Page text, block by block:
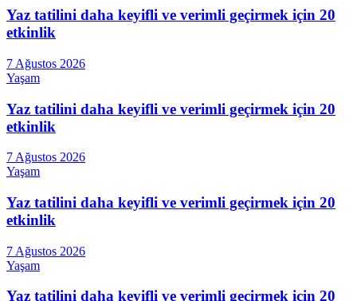
Yaz tatilini daha keyifli ve verimli geçirmek için 20
etkinlik
7 Ağustos 2026
Yaşam
Yaz tatilini daha keyifli ve verimli geçirmek için 20
etkinlik
7 Ağustos 2026
Yaşam
Yaz tatilini daha keyifli ve verimli geçirmek için 20
etkinlik
7 Ağustos 2026
Yaşam
Yaz tatilini daha keyifli ve verimli geçirmek için 20